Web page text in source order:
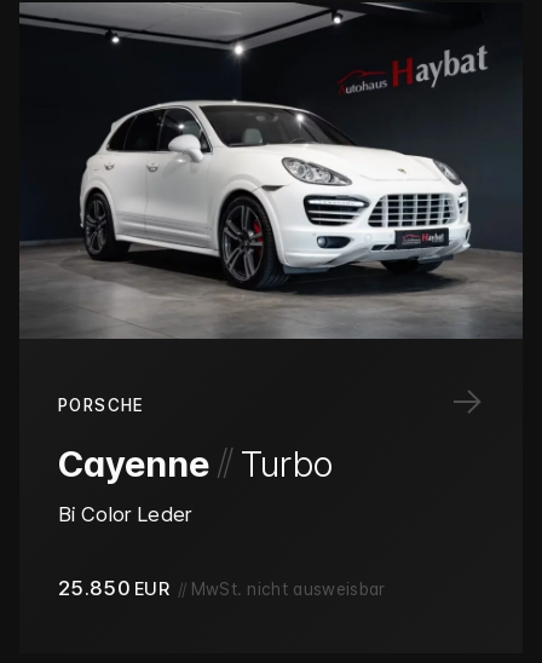
→
PORSCHE
Cayenne// Turbo
Bi Color Leder
25.850 EUR // MwSt. nicht ausweisbar